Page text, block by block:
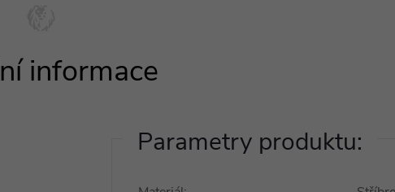
Parametry produktu: